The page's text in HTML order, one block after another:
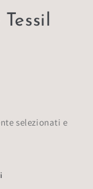
selezionati e